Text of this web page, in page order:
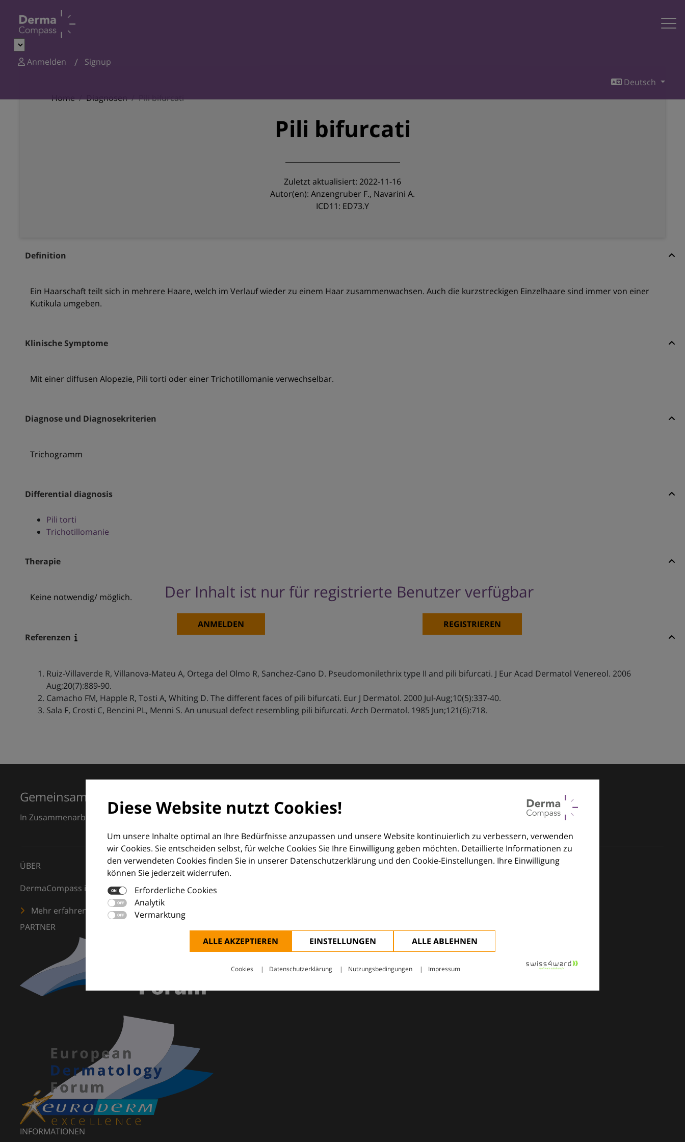
Anmelden
Signup
Deutsch
Home
Diagnosen Pili bifurcati
Pili bifurcati
Zuletzt aktualisiert: 2022-11-16
Autor(en): Anzengruber F., Navarini A.
ICD11: ED73.Y
Definition
Ein Haarschaft teilt sich in mehrere Haare, welch im Verlauf wieder zu einem Haar zusammenwachsen. Auch die kurzstreckigen Einzelhaare sind immer von einer
Kutikula umgeben.
Klinische Symptome
Mit einer diffusen Alopezie, Pili torti oder einer Trichotillomanie verwechselbar.
Diagnose und Diagnosekriterien
Trichogramm
Differential diagnosis
Pili torti
Trichotillomanie
Therapie
Der Inhalt ist nur für registrierte Benutzer verfügbar
ANMELDEN REGISTRIEREN
Keine notwendig/ möglich.
Referenzen
Ruiz-Villaverde R, Villanova-Mateu A, Ortega del Olmo R, Sanchez-Cano D. Pseudomonilethrix type II and pili bifurcati. J Eur Acad Dermatol Venereol. 2006
Aug;20(7):889-90.
Camacho FM, Happle R, Tosti A, Whiting D. The different faces of pili bifurcati. Eur J Dermatol. 2000 Jul-Aug;10(5):337-40.
Sala F, Crosti C, Bencini PL, Menni S. An unusual defect resembling pili bifurcati. Arch Dermatol. 1985 Jun;121(6):718.
Diese Website nutzt Cookies!
Um unsere Inhalte optimal an Ihre Bedürfnisse anzupassen und unsere Website kontinuierlich zu verbessern, verwenden
wir Cookies. Sie entscheiden selbst, für welche Cookies Sie Ihre Einwilligung geben möchten. Detaillierte Informationen zu
den verwendeten Cookies finden Sie in unserer Datenschutzerklärung und den Cookie-Einstellungen. Ihre Einwilligung
können Sie jederzeit widerrufen.
Erforderliche Cookies
Analytik
Vermarktung
ALLE AKZEPTIEREN EINSTELLUNGEN ALLE ABLEHNEN
Cookies Datenschutzerklärung Nutzungsbedingungen Impressum
Gemeinsam für Exzellenz in der Dermatologie
In Zusammenarbeit mit dem European Dermatology Forum (EDF) und Euroderm Excellence
ÜBER
DermaCompass ist Ihr digitaler Kompass für die Dermatologie – mit Wissen, Bildern und praktischen Tools für den klinischen Alltag.
Mehr erfahren
PARTNER
INFORMATIONEN